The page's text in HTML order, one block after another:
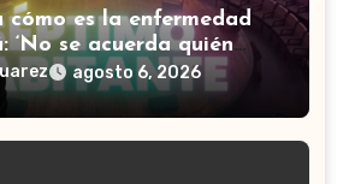
cómo es la enfermedad
‘No se acuerda quién
agosto 6, 2026